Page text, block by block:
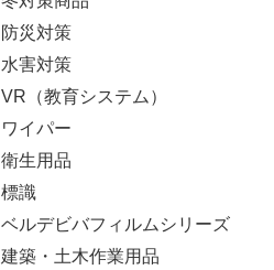
防災対策
水害対策
VR（教育システム）
ワイパー
衛生用品
標識
ベルデビバフィルムシリーズ
建築・土木作業用品